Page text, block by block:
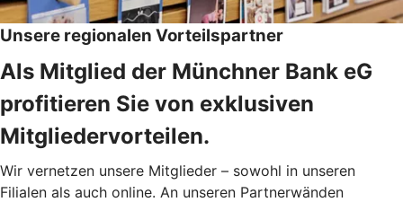
Unsere regionalen Vorteilspartner
Als Mitglied der Münchner Bank eG
profitieren Sie von exklusiven
Mitgliedervorteilen.
Wir vernetzen unsere Mitglieder – sowohl in unseren
Filialen als auch online. An unseren Partnerwänden